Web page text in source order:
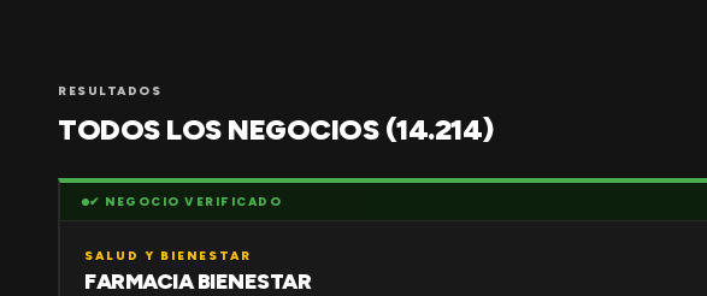
RESULTADOS
TODOS LOS NEGOCIOS (14.214)
✔ NEGOCIO VERIFICADO
SALUD Y BIENESTAR
FARMACIA BIENESTAR